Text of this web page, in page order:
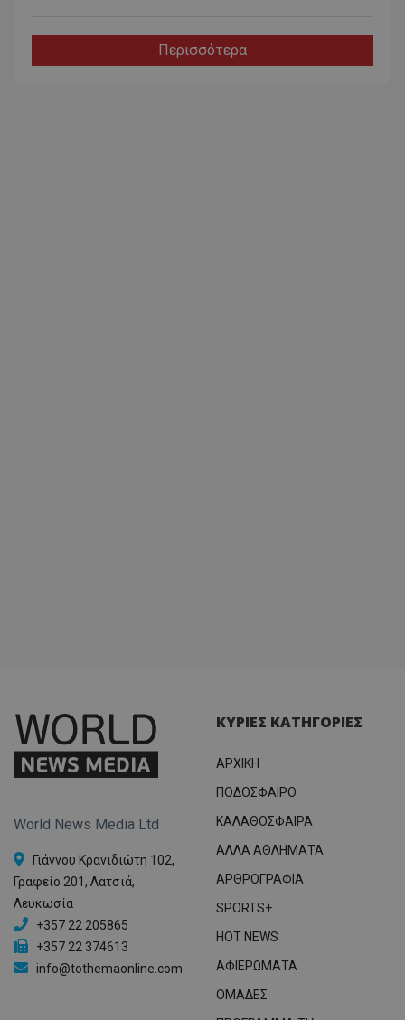
Περισσότερα
World News Media Ltd
Γιάννου Κρανιδιώτη 102,
Γραφείο 201, Λατσιά,
Λευκωσία
+357 22 205865
+357 22 374613
info@tothemaonline.com
ΚΥΡΙΕΣ ΚΑΤΗΓΟΡΙΕΣ
ΑΡΧΙΚΗ
ΠΟΔΟΣΦΑΙΡΟ
ΚΑΛΑΘΟΣΦΑΙΡΑ
ΑΛΛΑ ΑΘΛΗΜΑΤΑ
ΑΡΘΡΟΓΡΑΦΙΑ
SPORTS+
HOT NEWS
ΑΦΙΕΡΩΜΑΤΑ
ΟΜΑΔΕΣ